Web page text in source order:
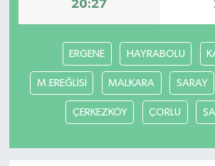
20:27
ERGENE HAYRABOLU
M.EREĞLİSİ MALKARA SARAY
ÇERKEZKÖY ÇORLU
TÜRKİYE'DE TREND HABERLER
ÖZEL HABER